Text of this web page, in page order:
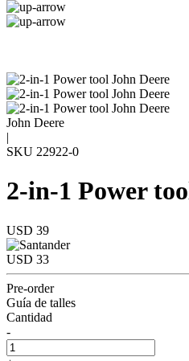
John Deere
|
SKU 22922-0
2-in-1 Power
USD 39
USD 33
Pre-order
Guía de talles
Cantidad
-